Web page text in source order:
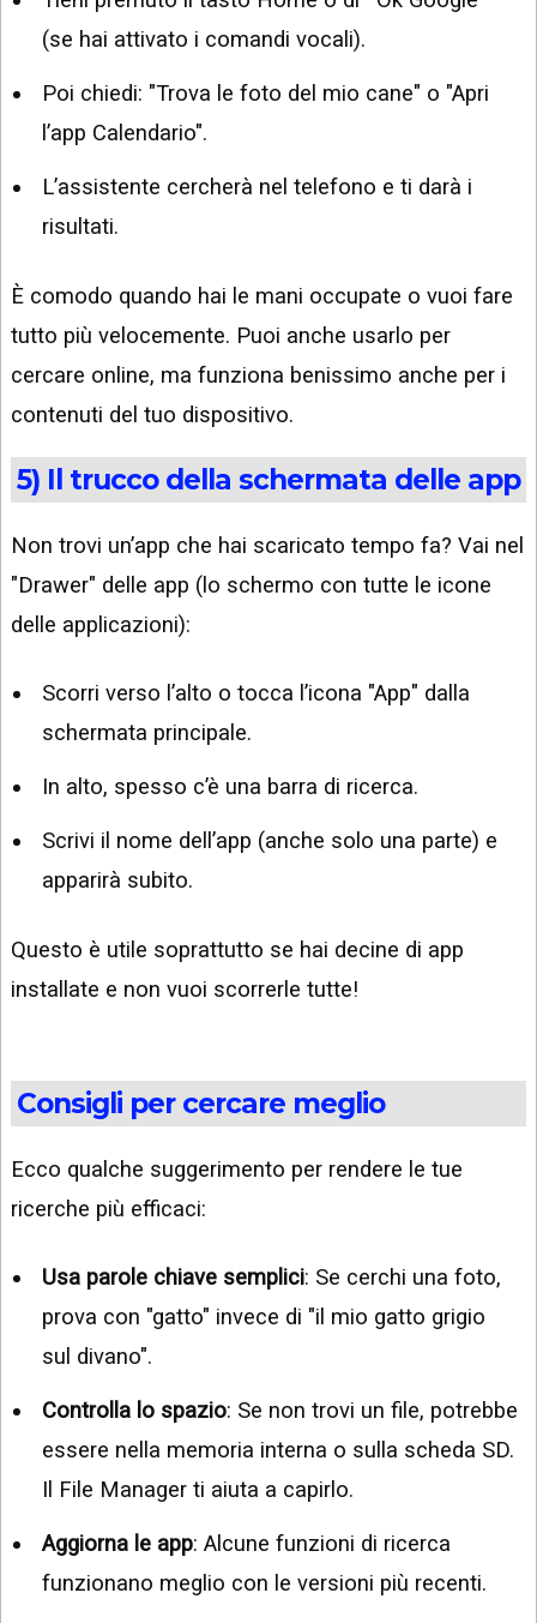
(se hai attivato i comandi vocali).
Poi chiedi: "Trova le foto del mio cane" o "Apri
l’app Calendario".
L’assistente cercherà nel telefono e ti darà i
risultati.
È comodo quando hai le mani occupate o vuoi fare
tutto più velocemente. Puoi anche usarlo per
cercare online, ma funziona benissimo anche per i
contenuti del tuo dispositivo.
5) Il trucco della schermata delle app
Non trovi un’app che hai scaricato tempo fa? Vai nel
"Drawer" delle app (lo schermo con tutte le icone
delle applicazioni):
Scorri verso l’alto o tocca l’icona "App" dalla
schermata principale.
In alto, spesso c’è una barra di ricerca.
Scrivi il nome dell’app (anche solo una parte) e
apparirà subito.
Questo è utile soprattutto se hai decine di app
installate e non vuoi scorrerle tutte!
Consigli per cercare meglio
Ecco qualche suggerimento per rendere le tue
ricerche più efficaci:
Usa parole chiave semplici: Se cerchi una foto,
prova con "gatto" invece di "il mio gatto grigio
sul divano".
Controlla lo spazio: Se non trovi un file, potrebbe
essere nella memoria interna o sulla scheda SD.
Il File Manager ti aiuta a capirlo.
Aggiorna le app: Alcune funzioni di ricerca
funzionano meglio con le versioni più recenti.